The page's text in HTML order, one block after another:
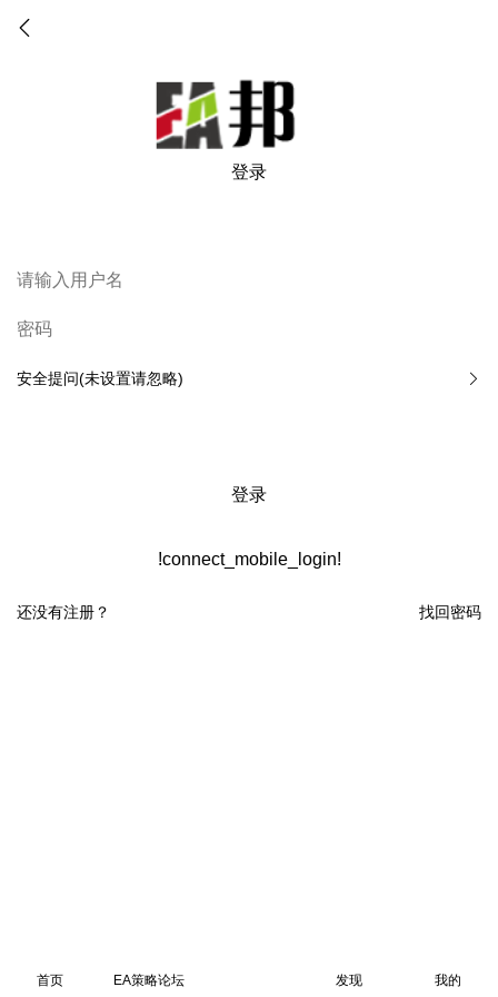
登录
安全提问(未设置请忽略)
登录
!connect_mobile_login!
找回密码
还没有注册？
首页 EA策略论坛 发现 我的